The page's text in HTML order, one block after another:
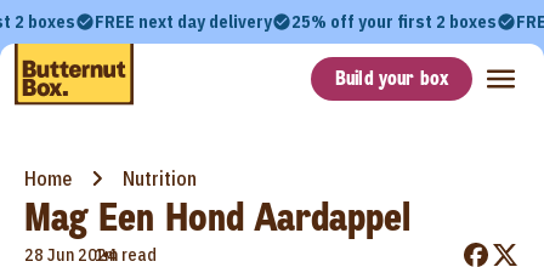
2 boxes FREE next day delivery 25% off your first 2 boxes
Build your box
Home Nutrition
Mag Een Hond Aardappel
28 Jun 2024
•
1m read